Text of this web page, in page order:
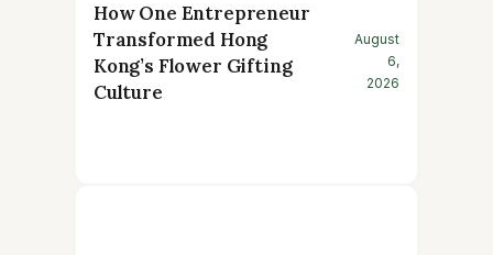
How One Entrepreneur
Transformed Hong
Kong’s Flower Gifting
Culture
August
6,
2026